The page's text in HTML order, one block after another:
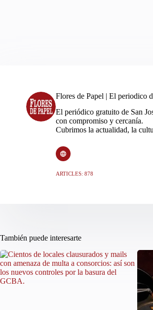
Flores de Papel | El periodico
El periódico gratuito de San
con compromiso y cercanía.
Cubrimos la actualidad, la
ARTICLES: 878
También puede interesarte